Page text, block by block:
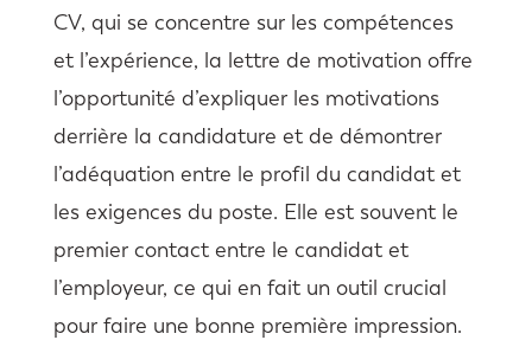
CV, qui se concentre sur les compétences
et l’expérience, la lettre de motivation offre
l’opportunité d’expliquer les motivations
derrière la candidature et de démontrer
l’adéquation entre le profil du candidat et
les exigences du poste. Elle est souvent le
premier contact entre le candidat et
l’employeur, ce qui en fait un outil crucial
pour faire une bonne première impression.